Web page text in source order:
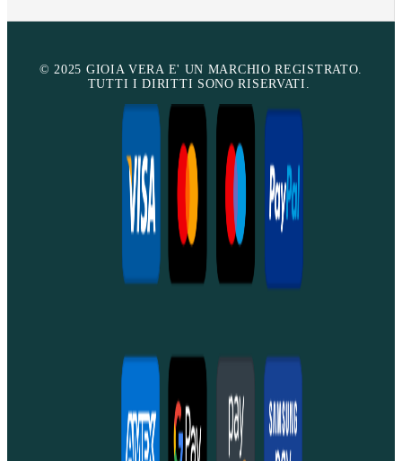
© 2025 GIOIA VERA E' UN MARCHIO REGISTRATO.
TUTTI I DIRITTI SONO RISERVATI.